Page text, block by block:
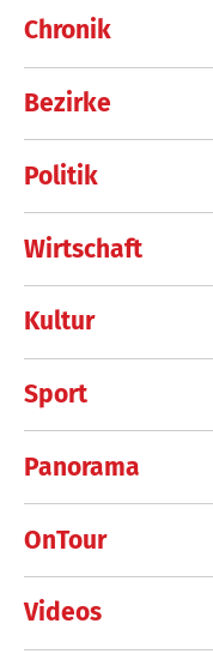
Chronik
Bezirke
Politik
Wirtschaft
Kultur
Sport
Panorama
OnTour
Videos